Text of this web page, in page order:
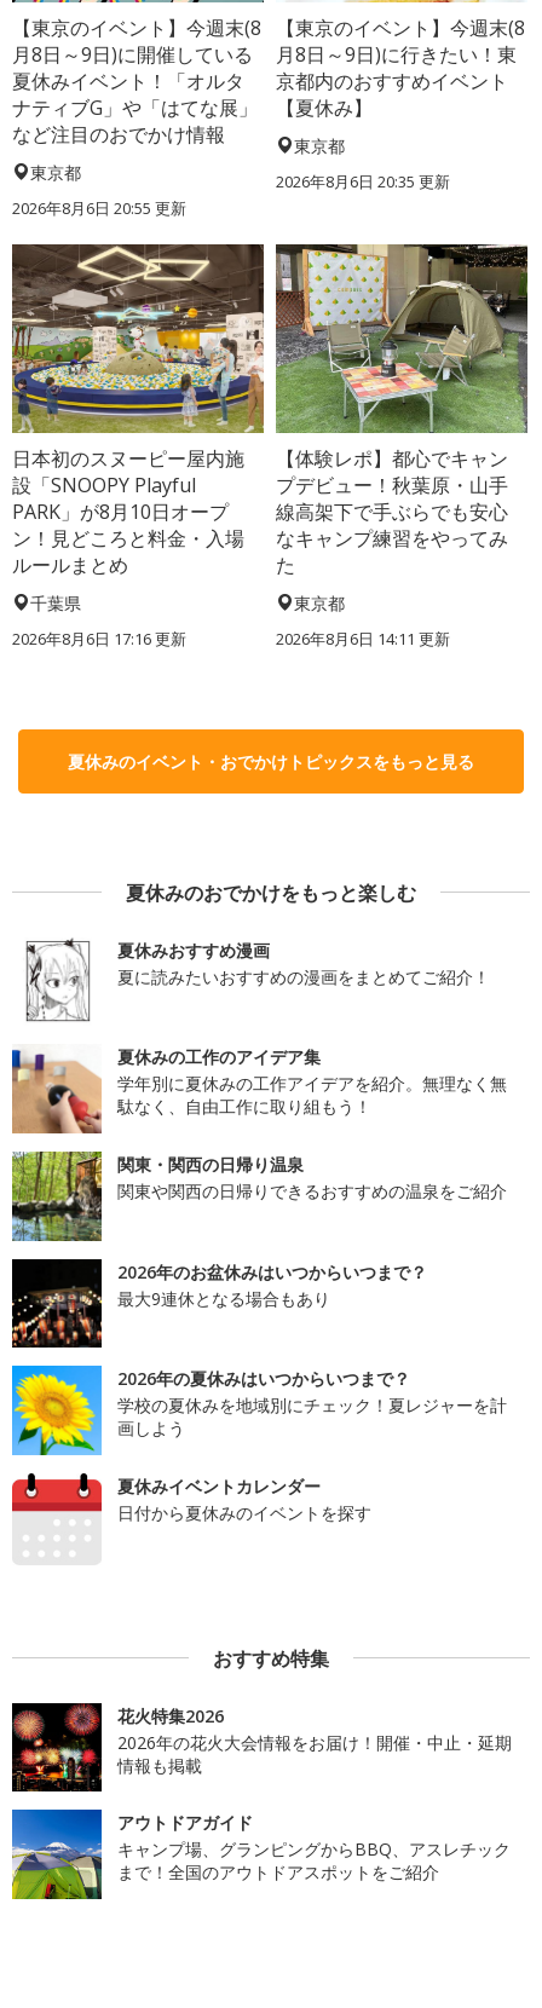
【東京のイベント】今週末(8
月8日～9日)に開催している
夏休みイベント！「オルタ
ナティブG」や「はてな展」
など注目のおでかけ情報
東京都
2026年8月6日 20:55 更新
【東京のイベント】今週末(8
月8日～9日)に行きたい！東
京都内のおすすめイベント
【夏休み】
東京都
2026年8月6日 20:35 更新
日本初のスヌーピー屋内施
設「SNOOPY Playful
PARK」が8月10日オープ
ン！見どころと料金・入場
ルールまとめ
千葉県
2026年8月6日 17:16更新
【体験レポ】都心でキャン
プデビュー！秋葉原・山手
線高架下で手ぶらでも安心
なキャンプ練習をやってみ
た
東京都
2026年8月6日 14:11 更新
夏休みのイベント・おでかけトピックスをもっと見る
夏休みのおでかけをもっと楽しむ
夏休みおすすめ漫画
夏に読みたいおすすめの漫画をまとめてご紹介！
夏休みの工作のアイデア集
学年別に夏休みの工作アイデアを紹介。無理なく無
駄なく、自由工作に取り組もう！
関東・関西の日帰り温泉
関東や関西の日帰りできるおすすめの温泉をご紹介
2026年のお盆休みはいつからいつまで？
最大9連休となる場合もあり
2026年の夏休みはいつからいつまで？
学校の夏休みを地域別にチェック！夏レジャーを計
画しよう
夏休みイベントカレンダー
日付から夏休みのイベントを探す
おすすめ特集
花火特集2026
2026年の花火大会情報をお届け！開催・中止・延期
情報も掲載
アウトドアガイド
キャンプ場、グランピングからBBQ、アスレチック
まで！全国のアウトドアスポットをご紹介